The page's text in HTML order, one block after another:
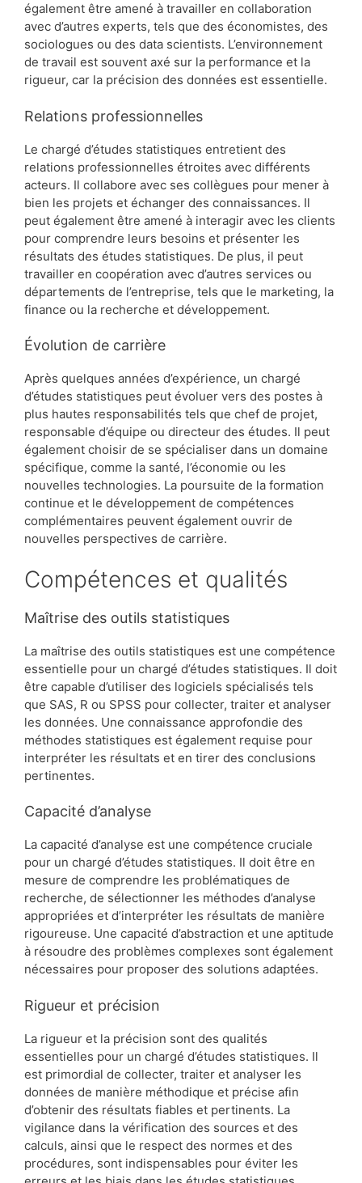
également être amené à travailler en collaboration
avec d’autres experts, tels que des économistes, des
sociologues ou des data scientists. L’environnement
de travail est souvent axé sur la performance et la
rigueur, car la précision des données est essentielle.
Relations professionnelles
Le chargé d’études statistiques entretient des
relations professionnelles étroites avec différents
acteurs. Il collabore avec ses collègues pour mener à
bien les projets et échanger des connaissances. Il
peut également être amené à interagir avec les clients
pour comprendre leurs besoins et présenter les
résultats des études statistiques. De plus, il peut
travailler en coopération avec d’autres services ou
départements de l’entreprise, tels que le marketing, la
finance ou la recherche et développement.
Évolution de carrière
Après quelques années d’expérience, un chargé
d’études statistiques peut évoluer vers des postes à
plus hautes responsabilités tels que chef de projet,
responsable d’équipe ou directeur des études. Il peut
également choisir de se spécialiser dans un domaine
spécifique, comme la santé, l’économie ou les
nouvelles technologies. La poursuite de la formation
continue et le développement de compétences
complémentaires peuvent également ouvrir de
nouvelles perspectives de carrière.
Compétences et qualités
Maîtrise des outils statistiques
La maîtrise des outils statistiques est une compétence
essentielle pour un chargé d’études statistiques. Il doit
être capable d’utiliser des logiciels spécialisés tels
que SAS, R ou SPSS pour collecter, traiter et analyser
les données. Une connaissance approfondie des
méthodes statistiques est également requise pour
interpréter les résultats et en tirer des conclusions
pertinentes.
Capacité d’analyse
La capacité d’analyse est une compétence cruciale
pour un chargé d’études statistiques. Il doit être en
mesure de comprendre les problématiques de
recherche, de sélectionner les méthodes d’analyse
appropriées et d’interpréter les résultats de manière
rigoureuse. Une capacité d’abstraction et une aptitude
à résoudre des problèmes complexes sont également
nécessaires pour proposer des solutions adaptées.
Rigueur et précision
La rigueur et la précision sont des qualités
essentielles pour un chargé d’études statistiques. Il
est primordial de collecter, traiter et analyser les
données de manière méthodique et précise afin
d’obtenir des résultats fiables et pertinents. La
vigilance dans la vérification des sources et des
calculs, ainsi que le respect des normes et des
procédures, sont indispensables pour éviter les